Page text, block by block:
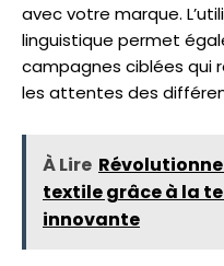
avec votre marque.
linguistique permet
campagnes ciblées qui
les attentes des
À Lire
textile grâce à la
innovante